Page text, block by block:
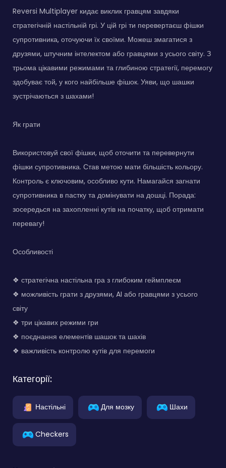
Reversi Multiplayer кидає виклик гравцям завдяки
стратегічній настільній грі. У цій грі ти перевертаєш фішки
супротивника, оточуючи їх своїми. Можеш змагатися з
друзями, штучним інтелектом або гравцями з усього світу. З
трьома цікавими режимами та глибиною стратегії, перемогу
здобуває той, у кого найбільше фішок. Уяви, що шашки
зустрічаються з шахами!
Як грати
Використовуй свої фішки, щоб оточити та перевернути
фішки супротивника. Став метою мати більшість кольору.
Контроль є ключовим, особливо кути. Намагайся загнати
супротивника в пастку та домінувати на дошці. Порада:
зосередься на захопленні кутів на початку, щоб отримати
перевагу!
Особливості
❖ стратегічна настільна гра з глибоким геймплеєм
❖ можливість грати з друзями, AI або гравцями з усього
світу
❖ три цікавих режими гри
❖ поєднання елементів шашок та шахів
❖ важливість контролю кутів для перемоги
Категорії:
Настільні Для мозку Шахи
Checkers